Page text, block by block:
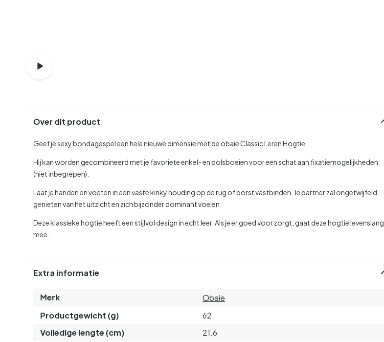
Over dit product
Geef je sexy bondagespel een hele nieuwe dimensie met de obaie Classic Leren Hogtie.
Hij kan worden gecombineerd met je favoriete enkel- en polsboeien voor een schat aan fixatiemogelijkheden
(niet inbegrepen).
Laat je handen en voeten in een vaste kinky houding op de rug of borst vastbinden. Je partner zal ongetwijfeld
genieten van het uitzicht en zich bijzonder dominant voelen.
Deze klassieke hogtie heeft een stijlvol design in echt leer. Als je er goed voor zorgt, gaat deze hogtie levenslang
mee.
Extra informatie
Merk
Obaie
Productgewicht (g)
62
Volledige lengte (cm)
21.6